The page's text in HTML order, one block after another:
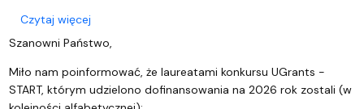
Czytaj więcejo Laureaci UGrants - START
Szanowni Państwo,
Miło nam poinformować, że laureatami konkursu UGrants -
START, którym udzielono dofinansowania na 2026 rok zostali (w